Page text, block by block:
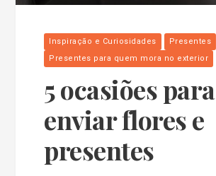
Inspiração e Curiosidades
Presentes
Presentes para quem mora no exterior
5 ocasiões para
enviar flores e
presentes